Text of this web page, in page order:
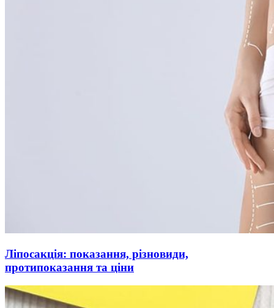
Ліпосакція: показання, різновиди,
протипоказання та ціни